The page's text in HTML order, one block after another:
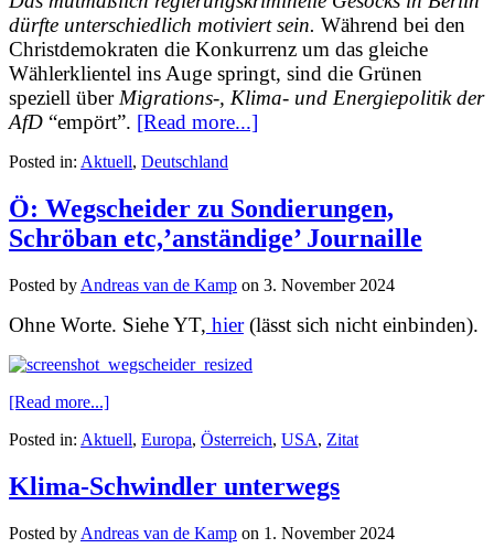
dürfte unterschiedlich motiviert sein. Während bei den
Christdemokraten die Konkurrenz um das gleiche
Wählerklientel ins Auge springt, sind die Grünen
speziell über Migrations-, Klima- und Energiepolitik der
AfD “empört”. [Read more...]
Posted in: Aktuell, Deutschland
Ö: Wegscheider zu Sondierungen,
Schröban etc,’anständige’ Journaille
Posted by Andreas van de Kamp on 3. November 2024
Ohne Worte. Siehe YT, hier(lässt sich nicht einbinden).
[Read more...]
Posted in: Aktuell, Europa, Österreich, USA, Zitat
Klima-Schwindler unterwegs
Posted by Andreas van de Kamp on 1. November 2024